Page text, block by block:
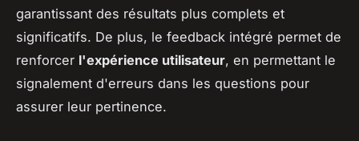
garantissant des résultats plus complets et
significatifs. De plus, le feedback intégré permet de
renforcer l'expérience utilisateur, en permettant le
signalement d'erreurs dans les questions pour
assurer leur pertinence.